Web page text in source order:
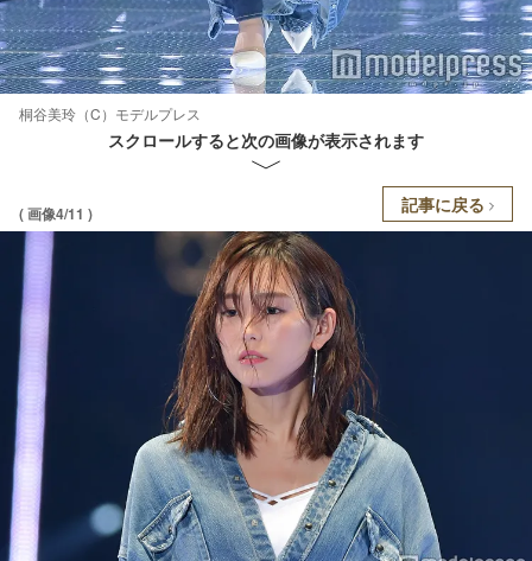
桐谷美玲（C）モデルプレス
スクロールすると次の画像が表示されます
( 画像4/11 ) 記事に戻る